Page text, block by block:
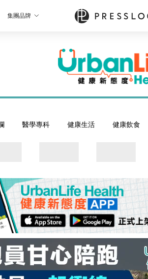
集團品牌
醫學專科 健康生活 健康飲食